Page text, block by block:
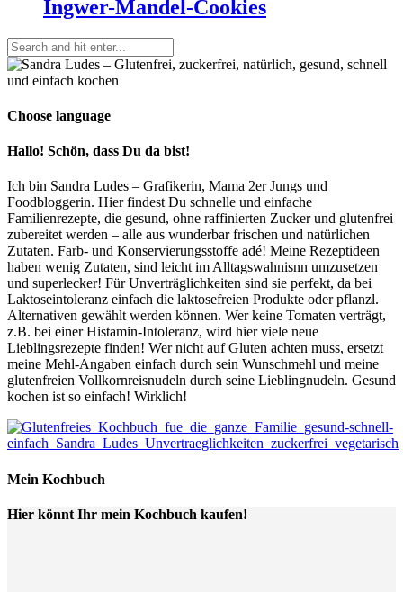
Ingwer-Mandel-Cookies
Choose language
Hallo! Schön, dass Du da bist!
Ich bin Sandra Ludes – Grafikerin, Mama 2er Jungs und
Foodbloggerin. Hier findest Du schnelle und einfache
Familienrezepte, die gesund, ohne raffinierten Zucker und glutenfrei
zubereitet werden – alle aus wunderbar frischen und natürlichen
Zutaten. Farb- und Konservierungsstoffe adé! Meine Rezeptideen
haben wenig Zutaten, sind leicht im Alltagswahnisnn umzusetzen
und superlecker! Für Unverträglichkeiten sind sie perfekt, da bei
Laktoseintoleranz einfach die laktosefreien Produkte oder pflanzl.
Alternativen gewählt werden können. Wer keine Tomaten verträgt,
z.B. bei einer Histamin-Intoleranz, wird hier viele neue
Lieblingsrezepte finden! Wer nicht auf Gluten achten muss, ersetzt
meine Mehl-Angaben einfach durch sein Wunschmehl und meine
glutenfreien Vollkornreisnudeln durch seine Lieblingnudeln. Gesund
kochen ist so einfach! Wirklich!
Mein Kochbuch
Hier könnt Ihr mein Kochbuch kaufen!